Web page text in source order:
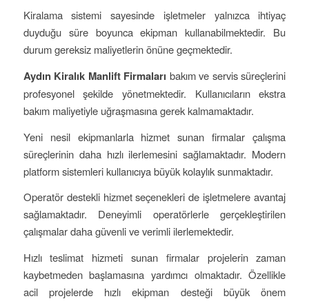
Kiralama sistemi sayesinde işletmeler yalnızca ihtiyaç
duyduğu süre boyunca ekipman kullanabilmektedir. Bu
durum gereksiz maliyetlerin önüne geçmektedir.
Aydın Kiralık Manlift Firmaları bakım ve servis süreçlerini
profesyonel şekilde yönetmektedir. Kullanıcıların ekstra
bakım maliyetiyle uğraşmasına gerek kalmamaktadır.
Yeni nesil ekipmanlarla hizmet sunan firmalar çalışma
süreçlerinin daha hızlı ilerlemesini sağlamaktadır. Modern
platform sistemleri kullanıcıya büyük kolaylık sunmaktadır.
Operatör destekli hizmet seçenekleri de işletmelere avantaj
sağlamaktadır. Deneyimli operatörlerle gerçekleştirilen
çalışmalar daha güvenli ve verimli ilerlemektedir.
Hızlı teslimat hizmeti sunan firmalar projelerin zaman
kaybetmeden başlamasına yardımcı olmaktadır. Özellikle
acil projelerde hızlı ekipman desteği büyük önem